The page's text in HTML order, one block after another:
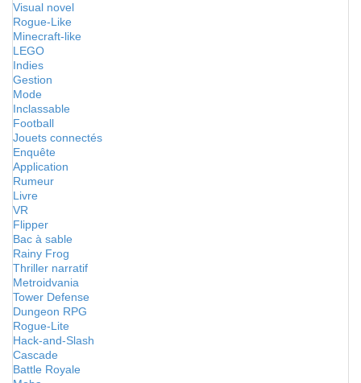
Visual novel
Rogue-Like
Minecraft-like
LEGO
Indies
Gestion
Mode
Inclassable
Football
Jouets connectés
Enquête
Application
Rumeur
Livre
VR
Flipper
Bac à sable
Rainy Frog
Thriller narratif
Metroidvania
Tower Defense
Dungeon RPG
Rogue-Lite
Hack-and-Slash
Cascade
Battle Royale